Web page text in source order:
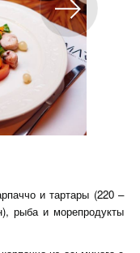
и тартары (220 –
рыба и морепродукты